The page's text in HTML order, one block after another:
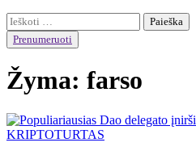
Ieškoti:
Prenumeruoti
Žyma: farso
KRIPTOTURTAS